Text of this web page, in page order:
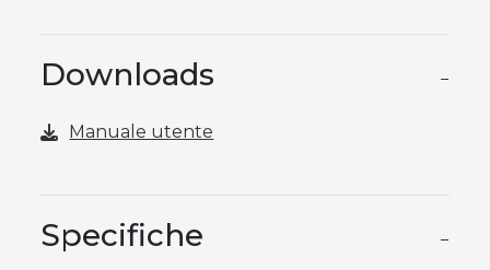
Downloads −
Manuale utente
Specifiche −